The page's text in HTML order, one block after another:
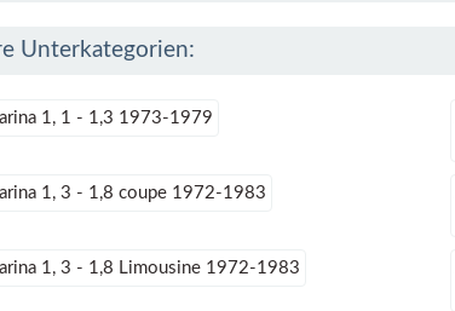
Unterkategorien:
1, 1 - 1,3 1973-1979
1, 3 - 1,8 coupe 1972-1983
1, 3 - 1,8 Limousine 1972-1983